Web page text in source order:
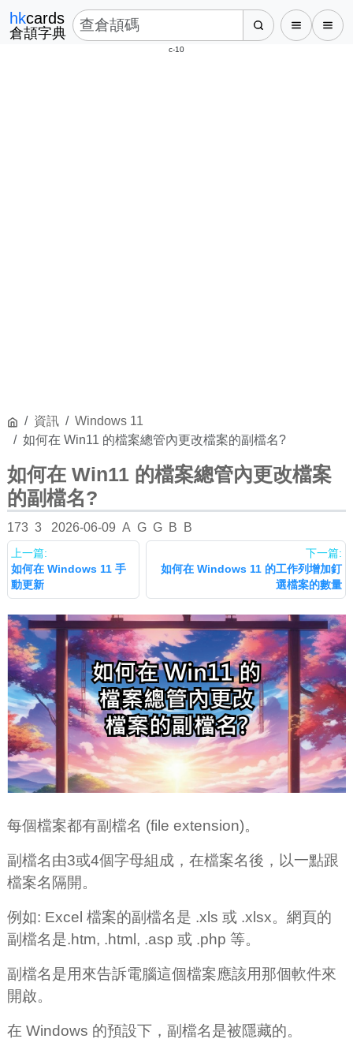
hkcards
倉頡字典
c-10
資訊
Windows 11
如何在 Win11 的檔案總管內更改檔案的副檔名?
如何在 Win11 的檔案總管內更改檔案
的副檔名?
173 3 2026-06-09 A G G B B
上一篇:
如何在 Windows 11 手
動更新
下一篇:
如何在 Windows 11 的工作列增加釘
選檔案的數量
每個檔案都有副檔名 (file extension)。
副檔名由3或4個字母組成，在檔案名後，以一點跟
檔案名隔開。
例如: Excel 檔案的副檔名是 .xls 或 .xlsx。網頁的
副檔名是.htm, .html, .asp 或 .php 等。
副檔名是用來告訴電腦這個檔案應該用那個軟件來
開啟。
在 Windows 的預設下，副檔名是被隱藏的。